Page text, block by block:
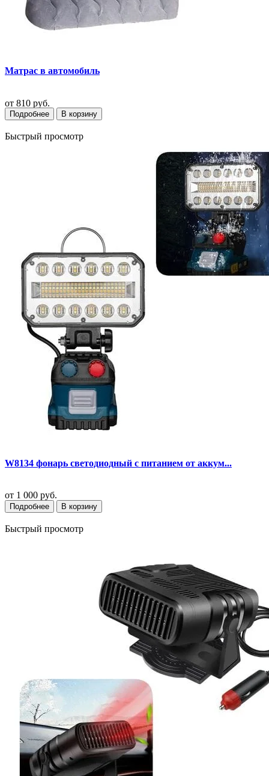
Матрас в автомобиль
от 810 руб.
Подробнее В корзину
Быстрый просмотр
W8134 фонарь светодиодный с питанием от аккум...
от 1 000 руб.
Подробнее В корзину
Быстрый просмотр